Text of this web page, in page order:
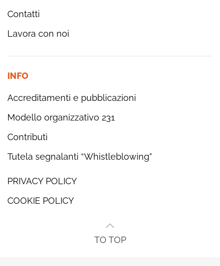
Contatti
Lavora con noi
INFO
Accreditamenti e pubblicazioni
Modello organizzativo 231
Contributi
Tutela segnalanti “Whistleblowing”
PRIVACY POLICY
COOKIE POLICY
TO TOP